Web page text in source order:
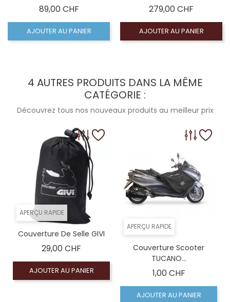
89,00 CHFPrix
AJOUTER AU PANIER
279,00 CHF
AJOUTER AU PANIER
4 AUTRES PRODUITS DANS LA MÊME
CATÉGORIE :
Découvrez tous nos nouveaux produits au meilleur prix
APERÇU RAPIDE
Couverture De Selle GIVI
29,00 CHF
AJOUTER AU PANIER
APERÇU RAPIDE
Couverture Scooter
TUCANO...
1,00 CHFPrix
AJOUTER AU PANIER